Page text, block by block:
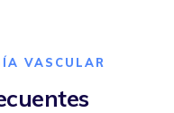
VASCULAR